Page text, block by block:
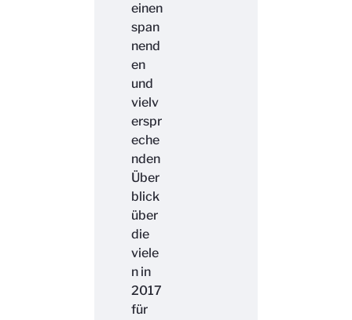
einen
span
nend
en
und
vielv
erspr
eche
nden
Über
blick
über
die
viele
n in
2017
für